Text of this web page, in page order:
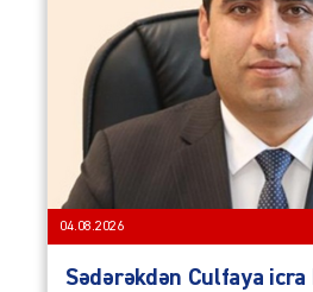
04.08.2026
Sədərəkdən Culfaya icra